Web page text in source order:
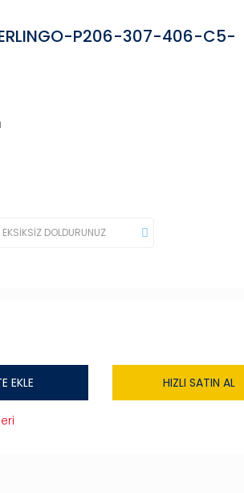
P206-307-406-C5-
EKLE HIZLI SATIN AL